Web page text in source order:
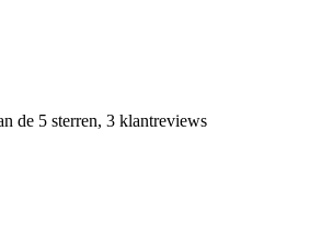
de 5 sterren, 3 klantreviews